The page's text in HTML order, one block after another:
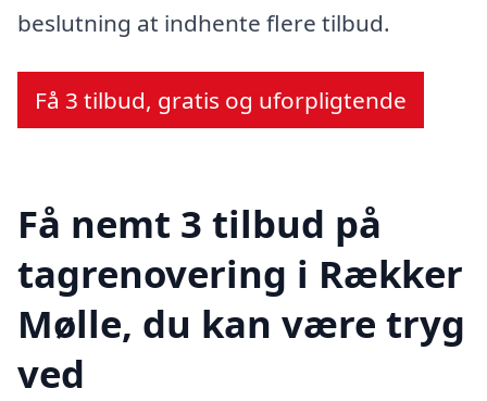
beslutning at indhente flere tilbud.
Få 3 tilbud, gratis og uforpligtende
Få nemt 3 tilbud på
tagrenovering i Rækker
Mølle, du kan være tryg
ved